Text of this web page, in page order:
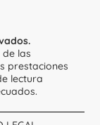
de las
prestaciones
lectura